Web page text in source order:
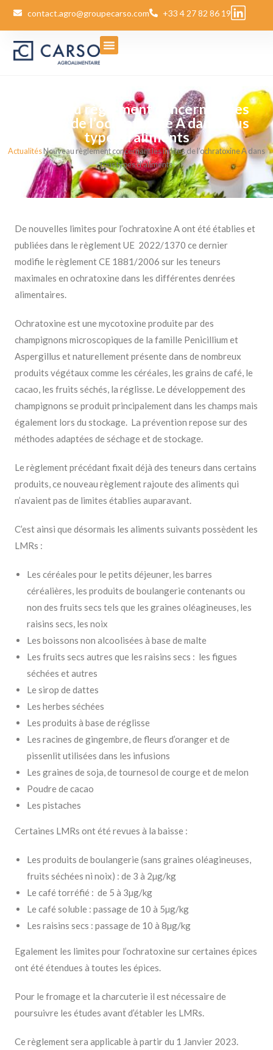
contact.agro@groupecarso.com +33 4 27 82 86 19
Nouveau règlement concernant les
limites de l’ochratoxine A dans tous
types d’aliments
ActualitésNouveau règlement concernant les limites de l’ochratoxine A dans
tous types d’aliments
De nouvelles limites pour l’ochratoxine A ont été établies et
publiées dans le règlement UE 2022/1370 ce dernier
modifie le règlement CE 1881/2006 sur les teneurs
maximales en ochratoxine dans les différentes denrées
alimentaires.
Ochratoxine est une mycotoxine produite par des
champignons microscopiques de la famille Penicillium et
Aspergillus et naturellement présente dans de nombreux
produits végétaux comme les céréales, les grains de café, le
cacao, les fruits séchés, la réglisse. Le développement des
champignons se produit principalement dans les champs mais
également lors du stockage. La prévention repose sur des
méthodes adaptées de séchage et de stockage.
Le règlement précédant fixait déjà des teneurs dans certains
produits, ce nouveau règlement rajoute des aliments qui
n’avaient pas de limites établies auparavant.
C’est ainsi que désormais les aliments suivants possèdent les
LMRs :
Les céréales pour le petits déjeuner, les barres
céréalières, les produits de boulangerie contenants ou
non des fruits secs tels que les graines oléagineuses, les
raisins secs, les noix
Les boissons non alcoolisées à base de malte
Les fruits secs autres que les raisins secs : les figues
séchées et autres
Le sirop de dattes
Les herbes séchées
Les produits à base de réglisse
Les racines de gingembre, de fleurs d’oranger et de
pissenlit utilisées dans les infusions
Les graines de soja, de tournesol de courge et de melon
Poudre de cacao
Les pistaches
Certaines LMRs ont été revues à la baisse :
Les produits de boulangerie (sans graines oléagineuses,
fruits séchées ni noix) : de 3 à 2µg/kg
Le café torréfié : de 5 à 3µg/kg
Le café soluble : passage de 10 à 5µg/kg
Les raisins secs : passage de 10 à 8µg/kg
Egalement les limites pour l’ochratoxine sur certaines épices
ont été étendues à toutes les épices.
Pour le fromage et la charcuterie il est nécessaire de
poursuivre les études avant d’établer les LMRs.
Ce règlement sera applicable à partir du 1 Janvier 2023.